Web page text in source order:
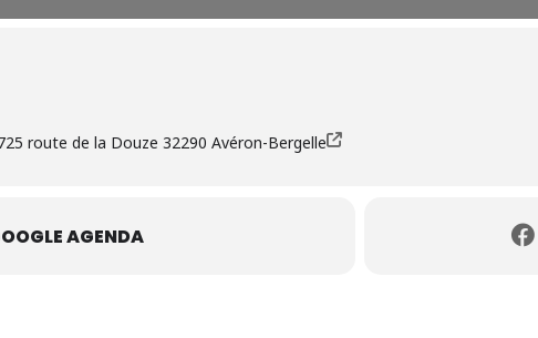
route de la Douze 32290 Avéron-Bergelle
AGENDA